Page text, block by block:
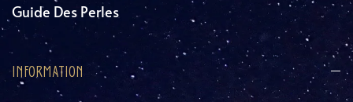
Guide Des Perles
INFORMATION